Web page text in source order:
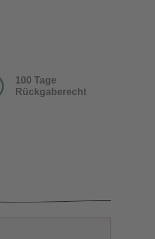
100 Tage
Rückgaberecht